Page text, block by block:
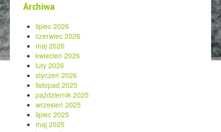
Archiwa
lipiec 2026
czerwiec 2026
maj 2026
kwiecień 2026
luty 2026
styczeń 2026
listopad 2025
październik 2025
wrzesień 2025
lipiec 2025
maj 2025